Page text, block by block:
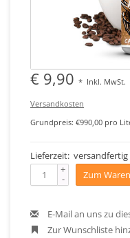
€ 9,90 * Inkl. MwSt.
Versandkosten
Grundpreis: €990,00 pro
Lieferzeit: versandfertig
+
- Zum
E-Mail an uns zu
Zur Wunschliste